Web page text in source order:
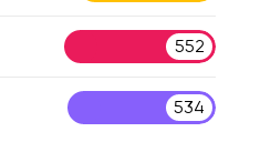
552
534